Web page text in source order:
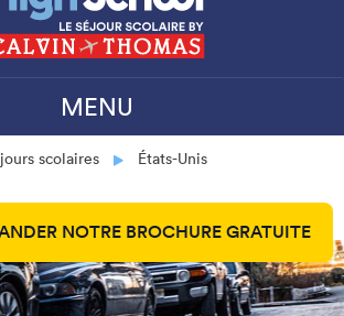
MENU
scolaires États-Unis
NOTRE BROCHURE GRATUITE